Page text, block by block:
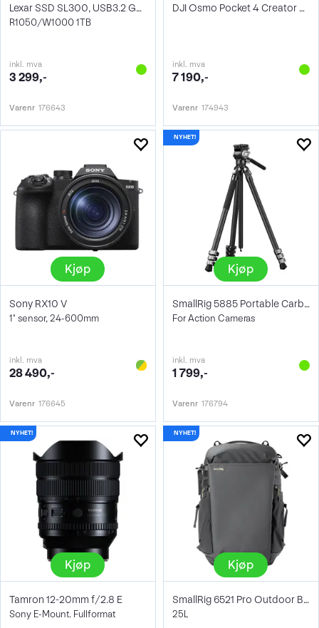
Lexar SSD SL300, USB3.2 Gen2 1TB
R1050/W1000 1TB
inkl. mva
3 299,-
Varenr 176643
DJI Osmo Pocket 4 Creator Combo
inkl. mva
7 190,-
Varenr 174943
Kjøp
Sony RX10 V
1" sensor, 24-600mm
inkl. mva
28 490,-
Varenr 176645
Kjøp
SmallRig 5885 Portable Carbon Tripod
For Action Cameras
inkl. mva
1 799,-
Varenr 176794
Kjøp
Tamron 12-20mm f/2.8 E
Sony E-Mount. Fullformat
Kjøp
SmallRig 6521 Pro Outdoor Backpack
25L